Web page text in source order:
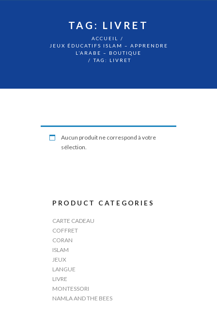
TAG: LIVRET
ACCUEIL
JEUX ÉDUCATIFS ISLAM – APPRENDRE
L’ARABE – BOUTIQUE
TAG: LIVRET
Aucun produit ne correspond à votre
sélection.
PRODUCT CATEGORIES
CARTE CADEAU
COFFRET
CORAN
ISLAM
JEUX
LANGUE
LIVRE
MONTESSORI
NAMLA AND THE BEES